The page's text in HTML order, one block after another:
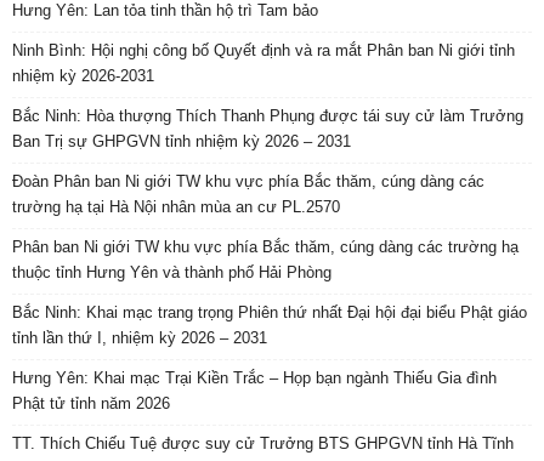
Hưng Yên: Lan tỏa tinh thần hộ trì Tam bảo
Ninh Bình: Hội nghị công bố Quyết định và ra mắt Phân ban Ni giới tỉnh
nhiệm kỳ 2026-2031
Bắc Ninh: Hòa thượng Thích Thanh Phụng được tái suy cử làm Trưởng
Ban Trị sự GHPGVN tỉnh nhiệm kỳ 2026 – 2031
Đoàn Phân ban Ni giới TW khu vực phía Bắc thăm, cúng dàng các
trường hạ tại Hà Nội nhân mùa an cư PL.2570
Phân ban Ni giới TW khu vực phía Bắc thăm, cúng dàng các trường hạ
thuộc tỉnh Hưng Yên và thành phố Hải Phòng
Bắc Ninh: Khai mạc trang trọng Phiên thứ nhất Đại hội đại biểu Phật giáo
tỉnh lần thứ I, nhiệm kỳ 2026 – 2031
Hưng Yên: Khai mạc Trại Kiền Trắc – Họp bạn ngành Thiếu Gia đình
Phật tử tỉnh năm 2026
TT. Thích Chiếu Tuệ được suy cử Trưởng BTS GHPGVN tỉnh Hà Tĩnh